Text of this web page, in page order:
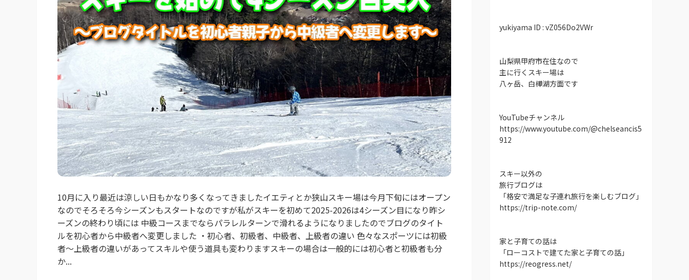
10月に入り最近は涼しい日もかなり多くなってきましたイエティとか狭山スキー場は今月下旬にはオープン
なのでそろそろ今シーズンもスタートなのですが私がスキーを初めて2025-2026は4シーズン目になり昨シ
ーズンの終わり頃には 中級コースまでならパラレルターンで滑れるようになりましたのでブログのタイト
ルを初心者から中級者へ変更しました ・初心者、初級者、中級者、上級者の違い 色々なスポーツには初級
者～上級者の違いがあってスキルや使う道具も変わりますスキーの場合は一般的には初心者と初級者も分
か...
yukiyama ID : vZ056Do2VWr
山梨県甲府市在住なので
主に行くスキー場は
八ヶ岳、白樺湖方面です
YouTubeチャンネル
https://www.youtube.com/@chelseancis5
912
スキー以外の
旅行ブログは
「格安で満足な子連れ旅行を楽しむブログ」
https://trip-note.com/
家と子育ての話は
「ローコストで建てた家と子育ての話」
https://reogress.net/